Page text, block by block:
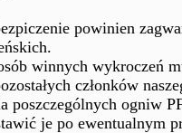
powinien
winnych wykroczeń
członków
poszczególnych ogniw
je po ewentualnym